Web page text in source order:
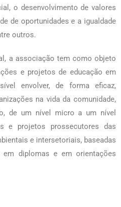
o desenvolvimento de valores
de oportunidades e a igualdade
outros.
a associação tem como objeto
e projetos de educação em
envolver, de forma eficaz,
na vida da comunidade,
de um nível micro a um nível
e projetos prossecutores das
e intersetoriais, baseadas
em diplomas e em orientações